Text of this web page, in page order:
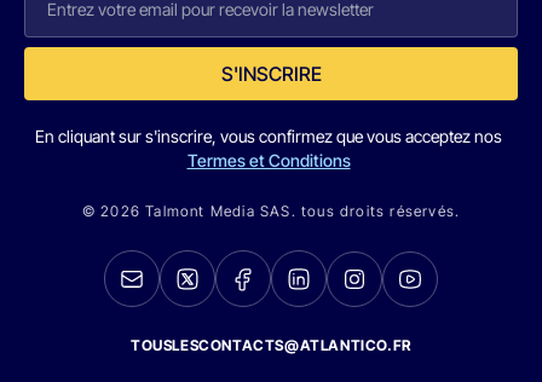
S'INSCRIRE
En cliquant sur s'inscrire, vous confirmez que vous acceptez nos
Termes et Conditions
© 2026 Talmont Media SAS. tous droits réservés.
TOUSLESCONTACTS@ATLANTICO.FR